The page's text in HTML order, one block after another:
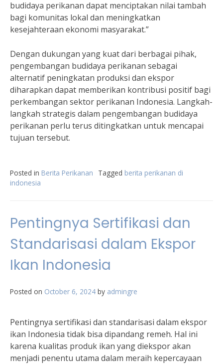
budidaya perikanan dapat menciptakan nilai tambah
bagi komunitas lokal dan meningkatkan
kesejahteraan ekonomi masyarakat.”
Dengan dukungan yang kuat dari berbagai pihak,
pengembangan budidaya perikanan sebagai
alternatif peningkatan produksi dan ekspor
diharapkan dapat memberikan kontribusi positif bagi
perkembangan sektor perikanan Indonesia. Langkah-
langkah strategis dalam pengembangan budidaya
perikanan perlu terus ditingkatkan untuk mencapai
tujuan tersebut.
Posted in Berita Perikanan Tagged berita perikanan di
indonesia
Pentingnya Sertifikasi dan
Standarisasi dalam Ekspor
Ikan Indonesia
Posted on October 6, 2024 by admingre
Pentingnya sertifikasi dan standarisasi dalam ekspor
ikan Indonesia tidak bisa dipandang remeh. Hal ini
karena kualitas produk ikan yang diekspor akan
menjadi penentu utama dalam meraih kepercayaan